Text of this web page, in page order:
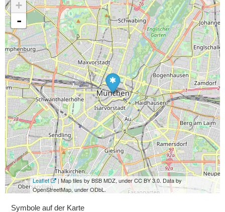
+
-
Leaflet
| Map tiles by BSB MDZ, under CC BY 3.0. Data by
OpenStreetMap, under ODbL.
Symbole auf der Karte